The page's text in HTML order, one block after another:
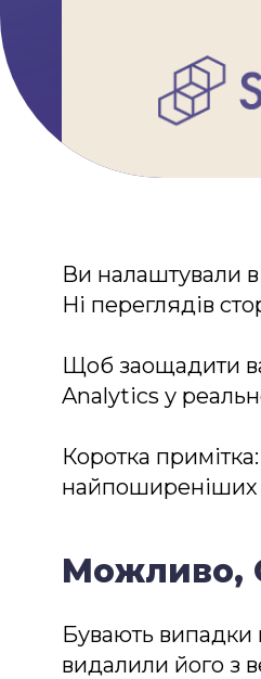
Умови використання
Ви налаштували
Ні переглядів
Щоб заощадити
Analytics у
Коротка
Можливо,
Бувають випадки
видалили його з